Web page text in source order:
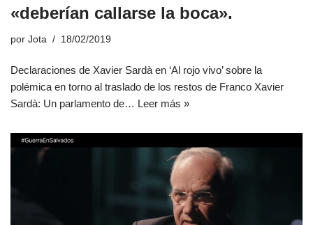
«deberían callarse la boca».
por Jota 18/02/2019
Declaraciones de Xavier Sardà en ‘Al rojo vivo’ sobre la
polémica en torno al traslado de los restos de Franco Xavier
Sardà: Un parlamento de… Leer más »